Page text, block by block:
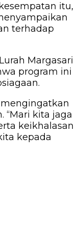
itu,
terhadap
Margasari
program ini
“Mari kita jaga
keikhalasan
kepada